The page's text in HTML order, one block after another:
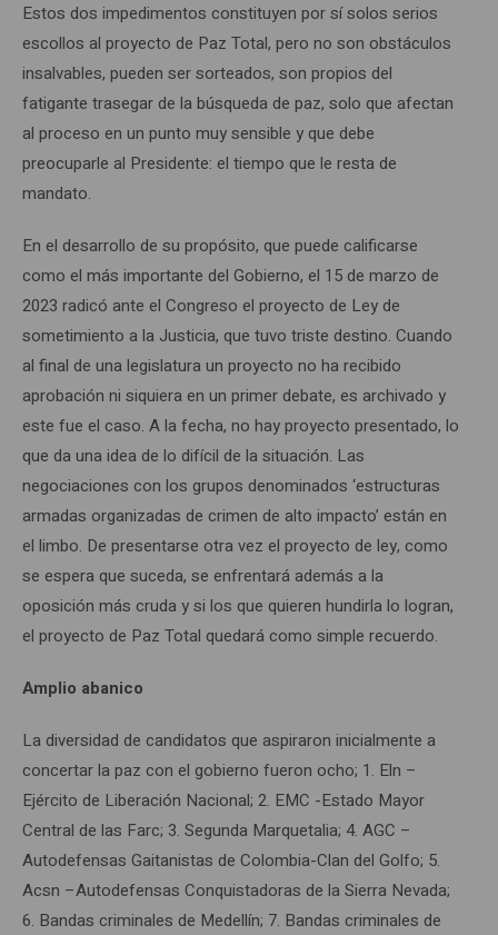
Estos dos impedimentos constituyen por sí solos serios
escollos al proyecto de Paz Total, pero no son obstáculos
insalvables, pueden ser sorteados, son propios del
fatigante trasegar de la búsqueda de paz, solo que afectan
al proceso en un punto muy sensible y que debe
preocuparle al Presidente: el tiempo que le resta de
mandato.
En el desarrollo de su propósito, que puede calificarse
como el más importante del Gobierno, el 15 de marzo de
2023 radicó ante el Congreso el proyecto de Ley de
sometimiento a la Justicia, que tuvo triste destino. Cuando
al final de una legislatura un proyecto no ha recibido
aprobación ni siquiera en un primer debate, es archivado y
este fue el caso. A la fecha, no hay proyecto presentado, lo
que da una idea de lo difícil de la situación. Las
negociaciones con los grupos denominados ‘estructuras
armadas organizadas de crimen de alto impacto’ están en
el limbo. De presentarse otra vez el proyecto de ley, como
se espera que suceda, se enfrentará además a la
oposición más cruda y si los que quieren hundirla lo logran,
el proyecto de Paz Total quedará como simple recuerdo.
Amplio abanico
La diversidad de candidatos que aspiraron inicialmente a
concertar la paz con el gobierno fueron ocho; 1. Eln –
Ejército de Liberación Nacional; 2. EMC -Estado Mayor
Central de las Farc; 3. Segunda Marquetalia; 4. AGC –
Autodefensas Gaitanistas de Colombia-Clan del Golfo; 5.
Acsn –Autodefensas Conquistadoras de la Sierra Nevada;
6. Bandas criminales de Medellín; 7. Bandas criminales de